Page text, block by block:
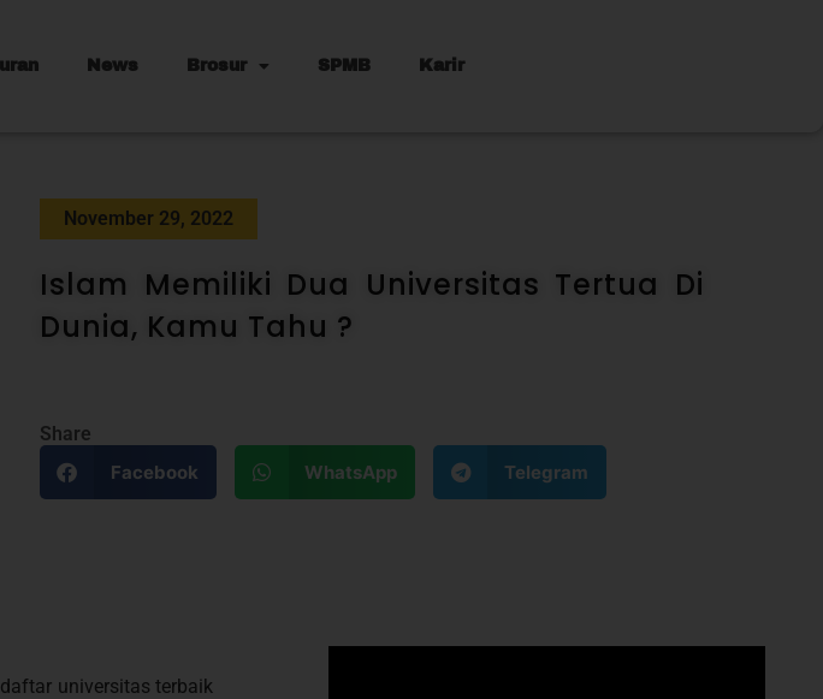
News Brosur SPMB Karir
November 29, 2022
Islam Memiliki Dua Universitas Tertua Di
Dunia, Kamu Tahu ?
Share
Facebook
WhatsApp Telegram
universitas terbaik